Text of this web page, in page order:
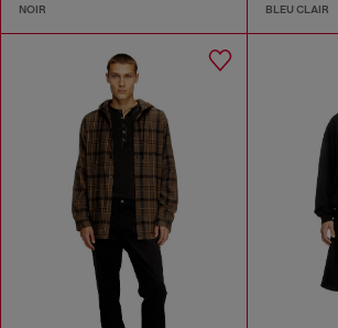
NOIR BLEU CLAIR